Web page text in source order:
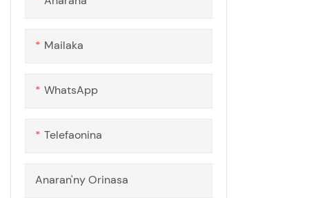
Panel
Mailaka
WhatsApp
Telefaonina
Anaran'ny Orinasa